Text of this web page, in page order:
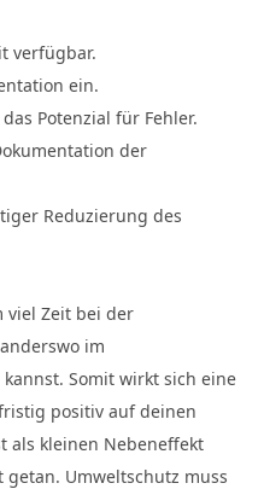
verfügbar.
ein.
Potenzial für Fehler.
der
Reduzierung des
viel Zeit bei der
im
Somit wirkt sich eine
positiv auf deinen
als kleinen Nebeneffekt
Umweltschutz muss